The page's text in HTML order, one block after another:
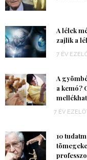
A lélek
zajlik a
7 ÉV
A
a kemó?
7 ÉV
10